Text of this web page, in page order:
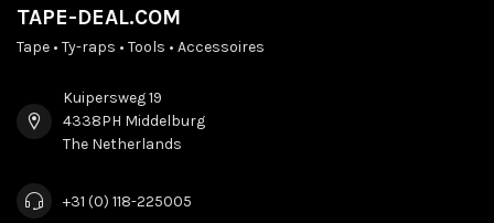
TAPE-DEAL.COM
Tape • Ty-raps • Tools • Accessoires
Kuipersweg 19
4338PH Middelburg
The Netherlands
+31 (0) 118-225005